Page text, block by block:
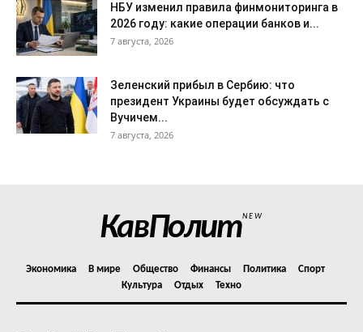
НБУ изменил правила финмониторинга в
2026 году: какие операции банков и...
7 августа, 2026
Зеленский прибыл в Сербию: что
президент Украины будет обсуждать с
Вучичем...
7 августа, 2026
КавПолитNEW
Экономика В мире Общество Финансы Политика
Спорт
Культура
Отдых Техно